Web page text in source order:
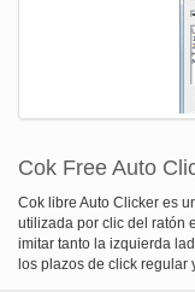
Cok Free Auto
Cok libre Auto Clicker es
utilizada por clic del ratón
imitar tanto la izquierda
los plazos de click